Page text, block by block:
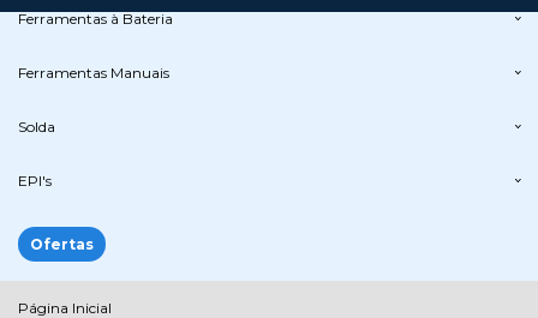
Ferramentas à Bateria
Ferramentas Manuais
Solda
EPI's
Ofertas
Página Inicial